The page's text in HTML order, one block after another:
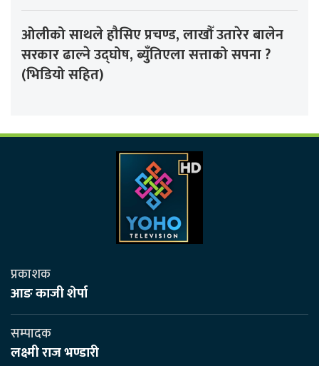
ओलीको साथले हौसिए प्रचण्ड, लाखौँ उतारेर बालेन
सरकार ढाल्ने उद्घोष, ब्युँतिएला सत्ताको सपना ?
(भिडियो सहित)
प्रकाशक
आङ काजी शेर्पा
सम्पादक
लक्ष्मी राज भण्डारी